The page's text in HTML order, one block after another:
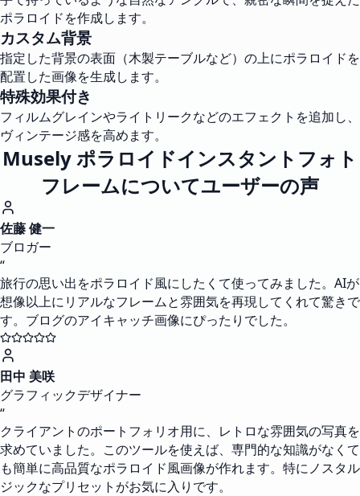
ポラロイドを作成します。
カスタム背景
指定した背景の表面（木製テーブルなど）の上にポラロイドを
配置した画像を生成します。
特殊効果付き
フィルムグレインやライトリークなどのエフェクトを追加し、
ヴィンテージ感を高めます。
Musely ポラロイドインスタントフォト
フレームについてユーザーの声
佐藤 健一
ブロガー
“
旅行の思い出をポラロイド風にしたくて使ってみました。AIが
想像以上にリアルなフレームと雰囲気を再現してくれて驚きで
す。ブログのアイキャッチ画像にぴったりでした。
田中 美咲
グラフィックデザイナー
“
クライアントのポートフォリオ用に、レトロな雰囲気の写真を
求めていました。このツールを使えば、専門的な知識がなくて
も簡単に高品質なポラロイド風画像が作れます。特にノスタル
ジックなプリセットがお気に入りです。